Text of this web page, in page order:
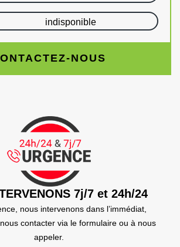
indisponible
NOUS
7j/7 et 24h/24
nous intervenons dans l’immédiat,
contacter via le formulaire ou à nous
appeler.